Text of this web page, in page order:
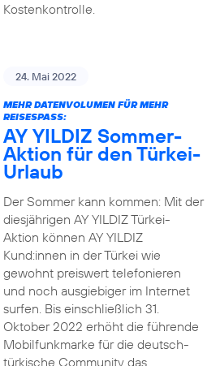
Kostenkontrolle.
24. Mai 2022
MEHR DATENVOLUMEN FÜR MEHR
REISESPASS:
AY YILDIZ Sommer-
Aktion für den Türkei-
Urlaub
Der Sommer kann kommen: Mit der
diesjährigen AY YILDIZ Türkei-
Aktion können AY YILDIZ
Kund:innen in der Türkei wie
gewohnt preiswert telefonieren
und noch ausgiebiger im Internet
surfen. Bis einschließlich 31.
Oktober 2022 erhöht die führende
Mobilfunkmarke für die deutsch-
türkische Community das